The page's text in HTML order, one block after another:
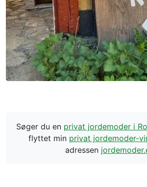
Søger du en privat jordemoder i
flyttet min privat jordemoder-
adressen